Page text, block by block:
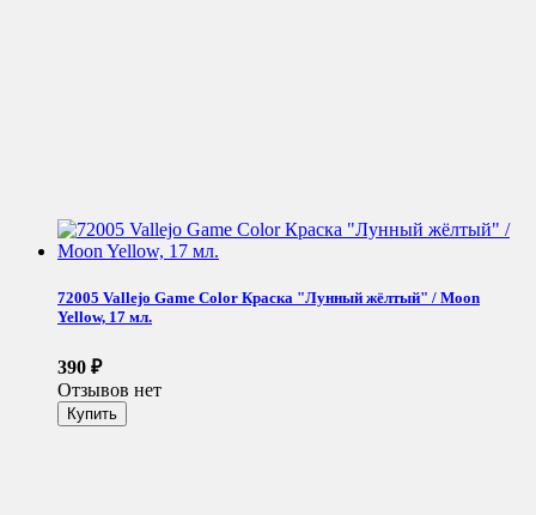
72005 Vallejo Game Color Краска "Лунный жёлтый" / Moon
Yellow, 17 мл.
390 ₽
Отзывов нет